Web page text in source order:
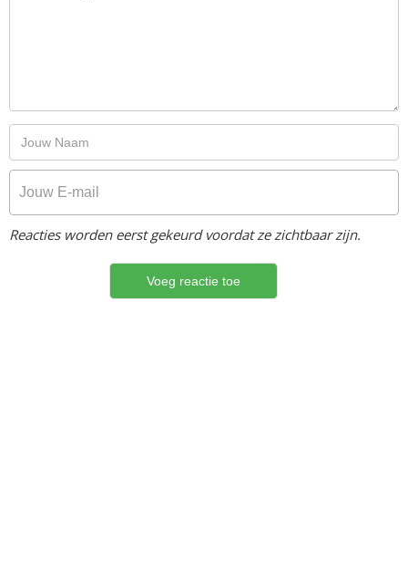
Reacties worden eerst gekeurd voordat ze zichtbaar zijn.